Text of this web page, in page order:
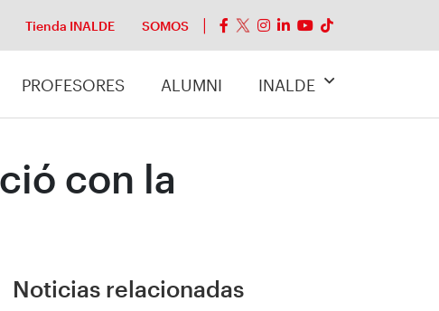
Tienda INALDE SOMOS
PROFESORES ALUMNI INALDE
con la
Noticias relacionadas